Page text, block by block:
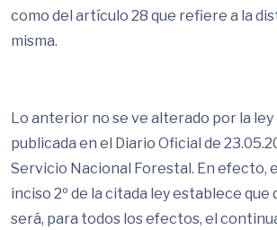
como del artículo 28 que refiere a la
misma.
Lo anterior no se ve alterado por la ley
publicada en el Diario Oficial de
Servicio Nacional Forestal. En efecto,
inciso 2º de la citada ley establece
será, para todos los efectos, el